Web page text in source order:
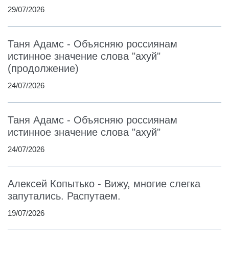
29/07/2026
Таня Адамс - Объясняю россиянам
истинное значение слова "ахуй"
(продолжение)
24/07/2026
Таня Адамс - Объясняю россиянам
истинное значение слова "ахуй"
24/07/2026
Алексей Копытько - Вижу, многие слегка
запутались. Распутаем.
19/07/2026